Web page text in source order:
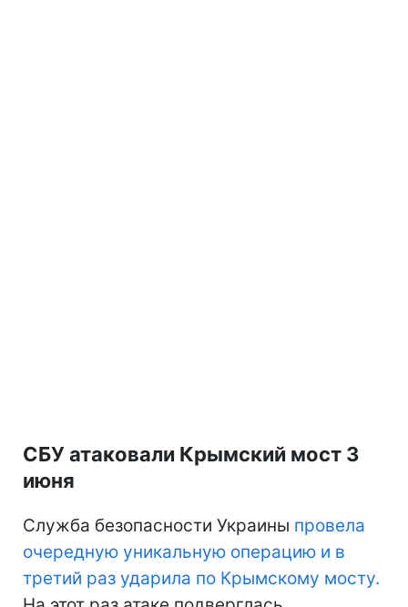
СБУ атаковали Крымский мост 3
июня
Служба безопасности Украины провела
очередную уникальную операцию и в
третий раз ударила по Крымскому мосту.